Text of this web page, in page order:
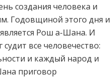
создания человека и
Годовщиной этого дня и
Рош а-Шана. И
все человечество:
и каждый народ и
приговор